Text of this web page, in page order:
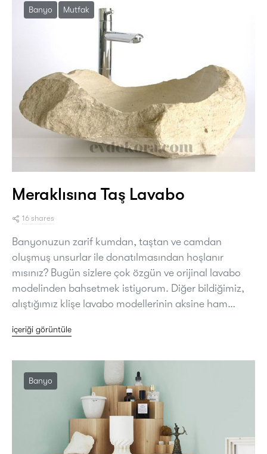
Banyo Mutfak
Meraklısına Taş Lavabo
16 shares
Banyonuzun zarif kumdan, taştan ve camdan
oluşmuş unsurlar ile donatılmasından hoşlanır
mısınız? Bugün sizlere çok özgün ve orijinal lavabo
modelinden bahsetmek istiyorum. Diğer bildiğimiz,
alıştığımız klişe lavabo modellerinin aksine ham…
içeriği görüntüle
Banyo